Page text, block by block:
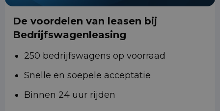
De voordelen van leasen bij
Bedrijfswagenleasing
250 bedrijfswagens op voorraad
Snelle en soepele acceptatie
Binnen 24 uur rijden